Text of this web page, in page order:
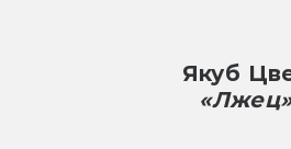
Якуб